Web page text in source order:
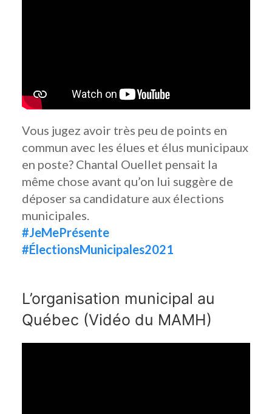
Vous jugez avoir très peu de points en
commun avec les élues et élus municipaux
en poste? Chantal Ouellet pensait la
même chose avant qu’on lui suggère de
déposer sa candidature aux élections
municipales.
#JeMePrésente
#ÉlectionsMunicipales2021
L’organisation municipal au
Québec (Vidéo du MAMH)